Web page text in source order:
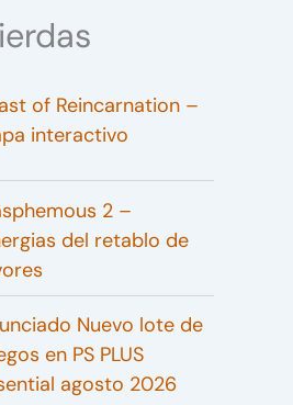
of Reincarnation –
interactivo
2 –
del retablo de
Nuevo lote de
en PS PLUS
agosto 2026